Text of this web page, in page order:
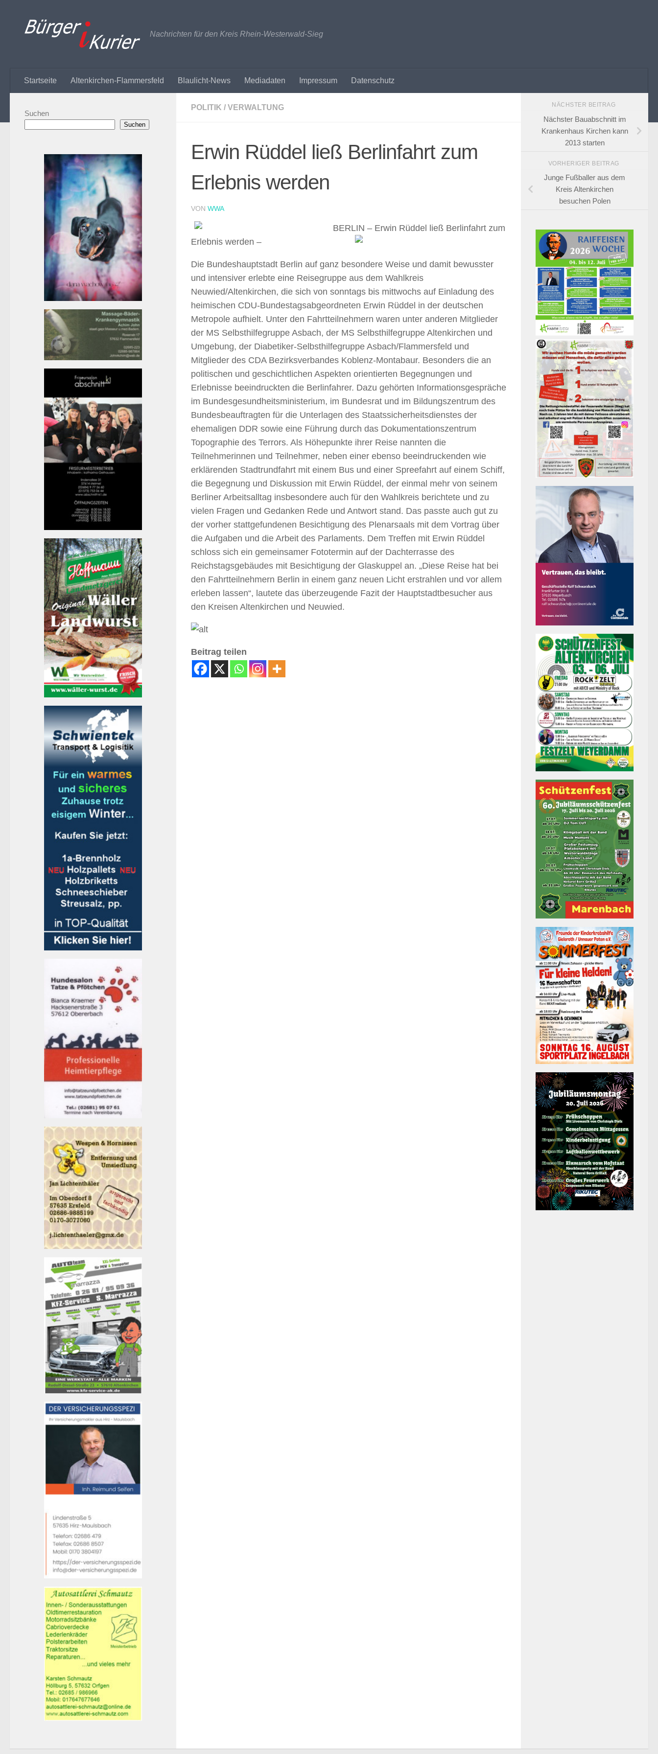
Nachrichten für den Kreis Rhein-Westerwald-Sieg
Startseite Altenkirchen-Flammersfeld Blaulicht-News Mediadaten Impressum Datenschutz
POLITIK / VERWALTUNG
Erwin Rüddel ließ Berlinfahrt zum
Erlebnis werden
VON WWA
BERLIN – Erwin Rüddel ließ Berlinfahrt zum
Erlebnis werden –
Die Bundeshauptstadt Berlin auf ganz besondere Weise und damit bewusster
und intensiver erlebte eine Reisegruppe aus dem Wahlkreis
Neuwied/Altenkirchen, die sich von sonntags bis mittwochs auf Einladung des
heimischen CDU-Bundestagsabgeordneten Erwin Rüddel in der deutschen
Metropole aufhielt. Unter den Fahrtteilnehmern waren unter anderen Mitglieder
der MS Selbsthilfegruppe Asbach, der MS Selbsthilfegruppe Altenkirchen und
Umgebung, der Diabetiker-Selbsthilfegruppe Asbach/Flammersfeld und
Mitglieder des CDA Bezirksverbandes Koblenz-Montabaur. Besonders die an
politischen und geschichtlichen Aspekten orientierten Begegnungen und
Erlebnisse beeindruckten die Berlinfahrer. Dazu gehörten Informationsgespräche
im Bundesgesundheitsministerium, im Bundesrat und im Bildungszentrum des
Bundesbeauftragten für die Unterlagen des Staatssicherheitsdienstes der
ehemaligen DDR sowie eine Führung durch das Dokumentationszentrum
Topographie des Terrors. Als Höhepunkte ihrer Reise nannten die
Teilnehmerinnen und Teilnehmer, neben einer ebenso beeindruckenden wie
erklärenden Stadtrundfahrt mit einem Bus und einer Spreefahrt auf einem Schiff,
die Begegnung und Diskussion mit Erwin Rüddel, der einmal mehr von seinem
Berliner Arbeitsalltag insbesondere auch für den Wahlkreis berichtete und zu
vielen Fragen und Gedanken Rede und Antwort stand. Das passte auch gut zu
der vorher stattgefundenen Besichtigung des Plenarsaals mit dem Vortrag über
die Aufgaben und die Arbeit des Parlaments. Dem Treffen mit Erwin Rüddel
schloss sich ein gemeinsamer Fototermin auf der Dachterrasse des
Reichstagsgebäudes mit Besichtigung der Glaskuppel an. „Diese Reise hat bei
den Fahrtteilnehmern Berlin in einem ganz neuen Licht erstrahlen und vor allem
erleben lassen“, lautete das überzeugende Fazit der Hauptstadtbesucher aus
den Kreisen Altenkirchen und Neuwied.
Beitrag teilen
Suchen
Suchen
NÄCHSTER BEITRAG
Nächster Bauabschnitt im
Krankenhaus Kirchen kann
2013 starten
VORHERIGER BEITRAG
Junge Fußballer aus dem
Kreis Altenkirchen
besuchen Polen